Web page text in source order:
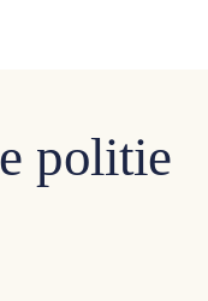
politie